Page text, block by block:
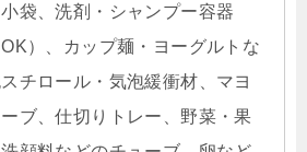
袋、洗剤・シャンプー容器
OK）、カップ麺・ヨーグルトな
チロール・気泡緩衝材、マヨ
ブ、仕切りトレー、野菜・果